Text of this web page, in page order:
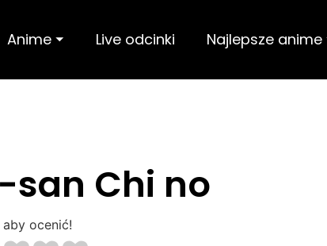
Anime ⏷ Live odcinki Najlepsze anime
Chi no
aby ocenić!